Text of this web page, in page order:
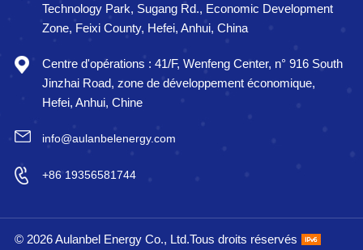
Technology Park, Sugang Rd., Economic Development
Zone, Feixi County, Hefei, Anhui, China
Centre d'opérations : 41/F, Wenfeng Center, n° 916 South
Jinzhai Road, zone de développement économique,
Hefei, Anhui, Chine
info@aulanbelenergy.com
+86 19356581744
© 2026 Aulanbel Energy Co., Ltd.Tous droits réservés